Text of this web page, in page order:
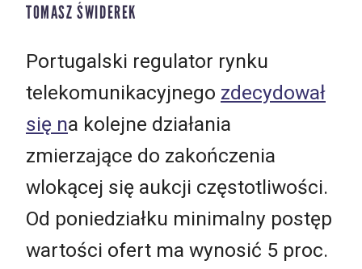
TOMASZ ŚWIDEREK
Portugalski regulator rynku
telekomunikacyjnego zdecydował
się na kolejne działania
zmierzające do zakończenia
wlokącej się aukcji częstotliwości.
Od poniedziałku minimalny postęp
wartości ofert ma wynosić 5 proc.